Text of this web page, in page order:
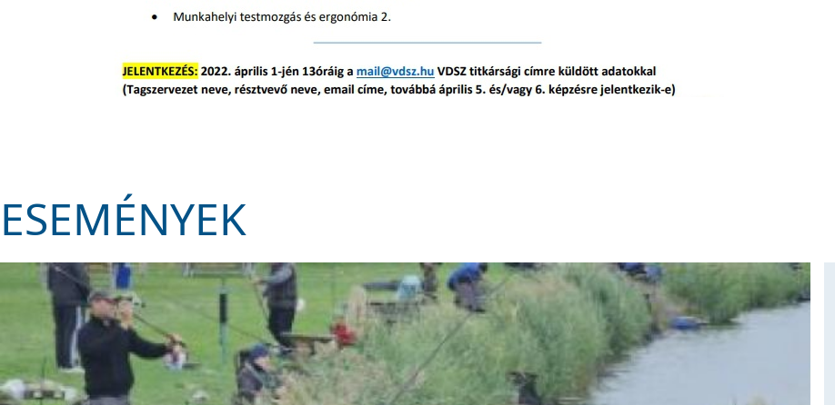
ESEMÉNYEK